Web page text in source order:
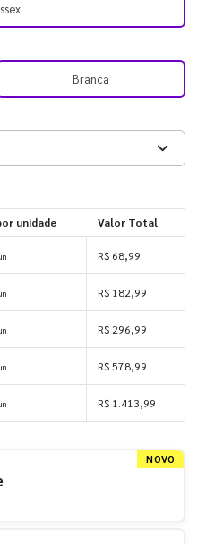
Branca
unidade Valor Total
R$ 68,99
R$ 182,99
R$ 296,99
R$ 578,99
R$ 1.413,99
NOVO